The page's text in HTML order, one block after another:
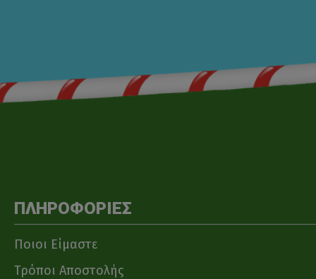
ΠΛΗΡΟΦΟΡΙΕΣ
Ποιοι Είμαστε
Τρόποι Αποστολής